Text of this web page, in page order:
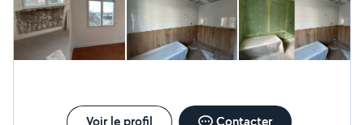
Voir le profil Contacter